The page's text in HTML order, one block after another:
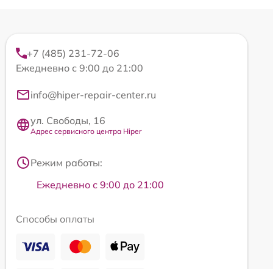
+7 (485) 231-72-06
Ежедневно с 9:00 до 21:00
info@hiper-repair-center.ru
ул. Свободы, 16
Адрес сервисного центра Hiper
Режим работы:
Ежедневно с 9:00 до 21:00
Способы оплаты